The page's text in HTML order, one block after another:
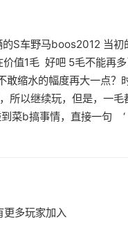
的S车野马boos2012 当
值1毛 好吧 5毛不能再
敢缩水的幅度再大一点？
所以继续玩，但是，一
菜b搞事情，直接一句 ‘
更多玩家加入